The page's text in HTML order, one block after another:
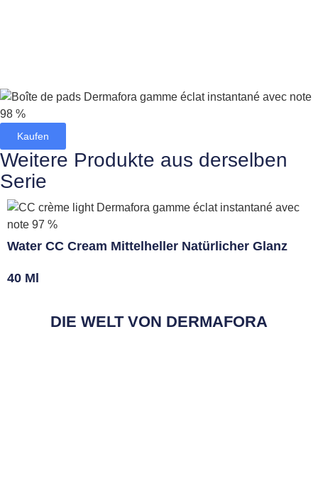
Kaufen
Weitere Produkte aus derselben
Serie
Water CC Cream Mittelheller Natürlicher Glanz
40 Ml
DIE WELT VON DERMAFORA